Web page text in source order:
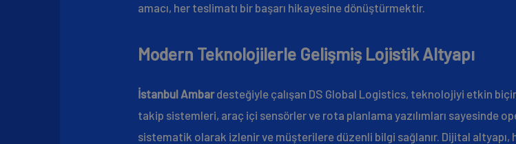
amacı, her teslimatı bir başarı hikayesine dönüştürmektir.
Modern Teknolojilerle Gelişmiş Lojistik Altyapı
İstanbul Ambardesteğiyle çalışan DS Global Logistics, teknolojiyi etkin
takip sistemleri, araç içi sensörler ve rota planlama yazılımları sayesinde
sistematik olarak izlenir ve müşterilere düzenli bilgi sağlanır. Dijital altyapı,